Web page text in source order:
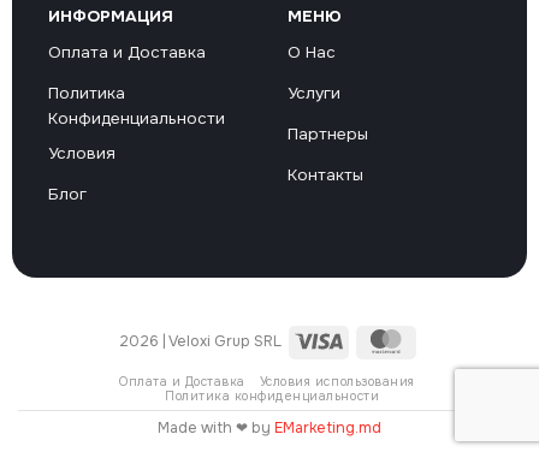
ИНФОРМАЦИЯ
Оплата и Доставка
Политика
Конфиденциальности
Условия
Блог
МЕНЮ
О Нас
Услуги
Партнеры
Контакты
2026 | Veloxi Grup SRL Visa
Оплата и Доставка
Условия использования
Политика конфиденциальности
Made with ❤ by EMarketing.md